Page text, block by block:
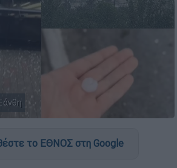
το ΕΘΝΟΣ στη Google